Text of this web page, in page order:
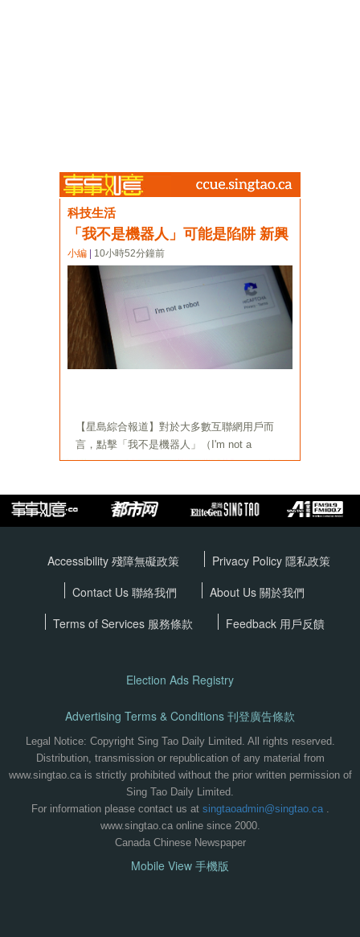
Accessibility 殘障無礙政策 Privacy Policy 隱私政策
Contact Us 聯絡我們
About Us 關於我們
Terms of Services 服務條款 Feedback 用戶反饋
Election Ads Registry
Advertising Terms & Conditions 刊登廣告條款
Legal Notice: Copyright Sing Tao Daily Limited. All rights reserved.
Distribution, transmission or republication of any material from
www.singtao.ca is strictly prohibited without the prior written permission of
Sing Tao Daily Limited.
For information please contact us at singtaoadmin@singtao.ca.
www.singtao.ca online since 2000.
Canada Chinese Newspaper
Mobile View 手機版